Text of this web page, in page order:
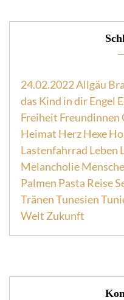
24.02.2022Allgäu
das Kind in dirEngel
Freiheit Freundinnen
Heimat HerzHexe
Lastenfahrrad Leben
Melancholie
Palmen Pasta Reise
TränenTunesien
Welt Zukunft